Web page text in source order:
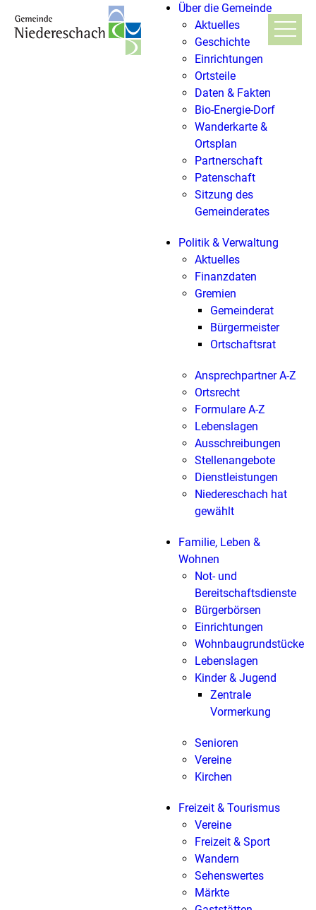
Über die Gemeinde
Aktuelles
Geschichte
Einrichtungen
Ortsteile
Daten & Fakten
Bio-Energie-Dorf
Wanderkarte &
Ortsplan
Partnerschaft
Patenschaft
Sitzung des
Gemeinderates
Politik & Verwaltung
Aktuelles
Finanzdaten
Gremien
Gemeinderat
Bürgermeister
Ortschaftsrat
Ansprechpartner A-Z
Ortsrecht
Formulare A-Z
Lebenslagen
Ausschreibungen
Stellenangebote
Dienstleistungen
Niedereschach hat
gewählt
Familie, Leben &
Wohnen
Not- und
Bereitschaftsdienste
Bürgerbörsen
Einrichtungen
Wohnbaugrundstücke
Lebenslagen
Kinder & Jugend
Zentrale
Vormerkung
Senioren
Vereine
Kirchen
Freizeit & Tourismus
Vereine
Freizeit & Sport
Wandern
Sehenswertes
Märkte